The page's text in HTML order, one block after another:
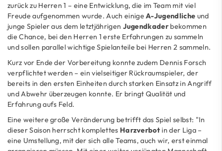
zurück zu Herren 1 – eine Entwicklung, die im Team mit viel
Freude aufgenommen wurde. Auch einigeA-Jugendliche und
junge Spieler aus dem letztjährigen Jugendkader bekommen
die Chance, bei den Herren 1 erste Erfahrungen zu sammeln
und sollen parallel wichtige Spielanteile bei Herren 2 sammeln.
Kurz vor Ende der Vorbereitung konnte zudem Dennis Forsch
verpflichtet werden – ein vielseitiger Rückraumspieler, der
bereits in den ersten Einheiten durch starken Einsatz in Angriff
und Abwehr überzeugen konnte. Er bringt Qualität und
Erfahrung aufs Feld.
Eine weitere große Veränderung betrifft das Spiel selbst: "In
dieser Saison herrscht komplettes Harzverbot in der Liga –
eine Umstellung, mit der sich alle Teams, auch wir, erst einmal